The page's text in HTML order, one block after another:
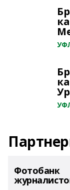
Фотобанк